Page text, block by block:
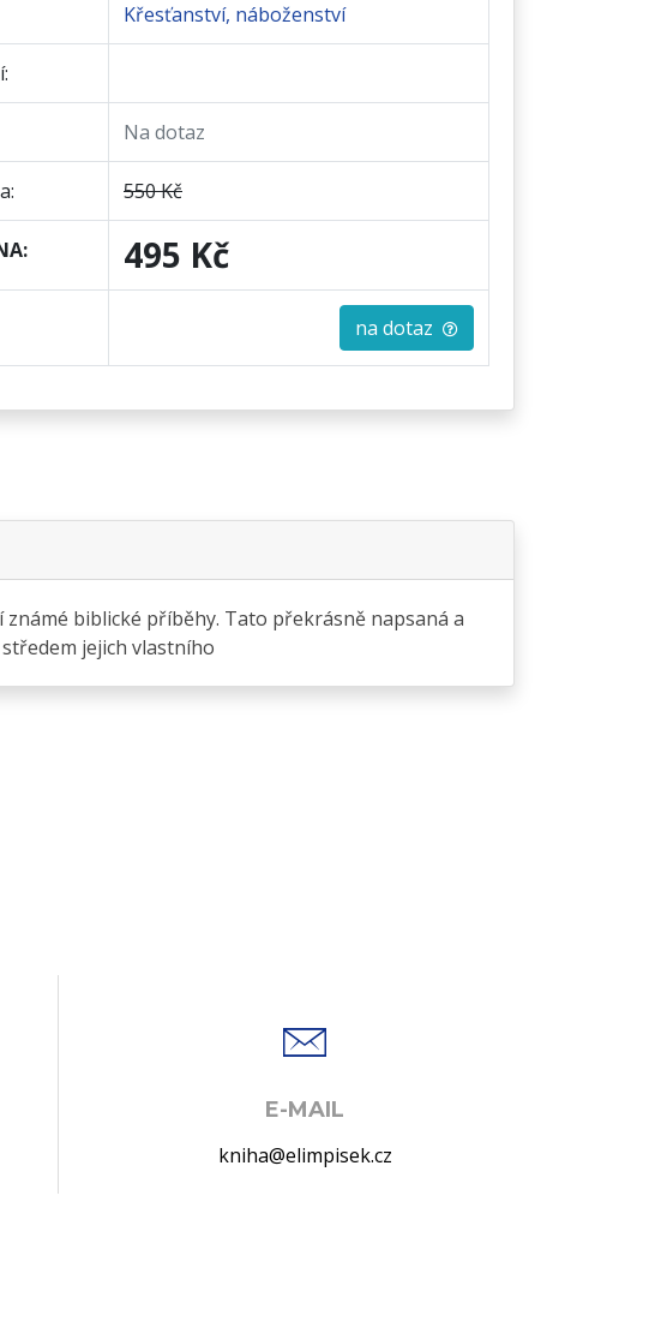
Křesťanství, náboženství
Na dotaz
550 Kč
495 Kč
na dotaz
biblické příběhy. Tato překrásně napsaná a
jejich vlastního
E-MAIL
kniha@elimpisek.cz